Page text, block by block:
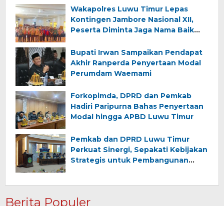
Wakapolres Luwu Timur Lepas
Kontingen Jambore Nasional XII,
Peserta Diminta Jaga Nama Baik
Bupati Irwan Sampaikan Pendapat
Akhir Ranperda Penyertaan Modal
Perumdam Waemami
Forkopimda, DPRD dan Pemkab
Hadiri Paripurna Bahas Penyertaan
Modal hingga APBD Luwu Timur
Pemkab dan DPRD Luwu Timur
Perkuat Sinergi, Sepakati Kebijakan
Strategis untuk Pembangunan
Berita Populer